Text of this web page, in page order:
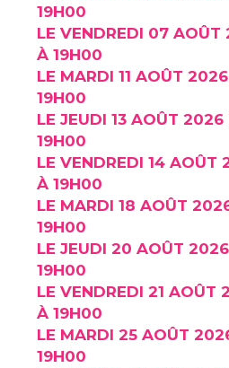
19H00
LE VENDREDI 07 AOÛT
À 19H00
LE MARDI 11 AOÛT
19H00
LE JEUDI 13 AOÛT
19H00
LE VENDREDI 14 AOÛT
À 19H00
LE MARDI 18 AOÛT
19H00
LE JEUDI 20 AOÛT
19H00
LE VENDREDI 21 AOÛT
À 19H00
LE MARDI 25 AOÛT
19H00